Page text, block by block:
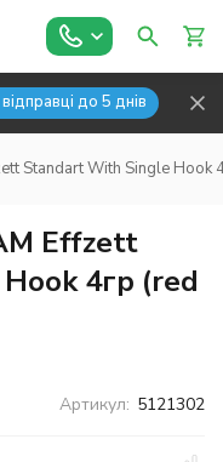
до 5 днів
Standart With Single Hook
Effzett
4гр (red
Артикул: 5121302